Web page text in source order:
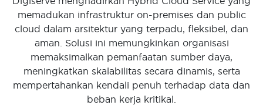
memadukan infrastruktur on-premises dan public
cloud dalam arsitektur yang terpadu, fleksibel, dan
aman. Solusi ini memungkinkan organisasi
memaksimalkan pemanfaatan sumber daya,
meningkatkan skalabilitas secara dinamis, serta
mempertahankan kendali penuh terhadap data dan
beban kerja kritikal.